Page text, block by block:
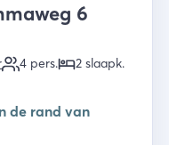
6
4 pers. 2 slaapk.
de rand van